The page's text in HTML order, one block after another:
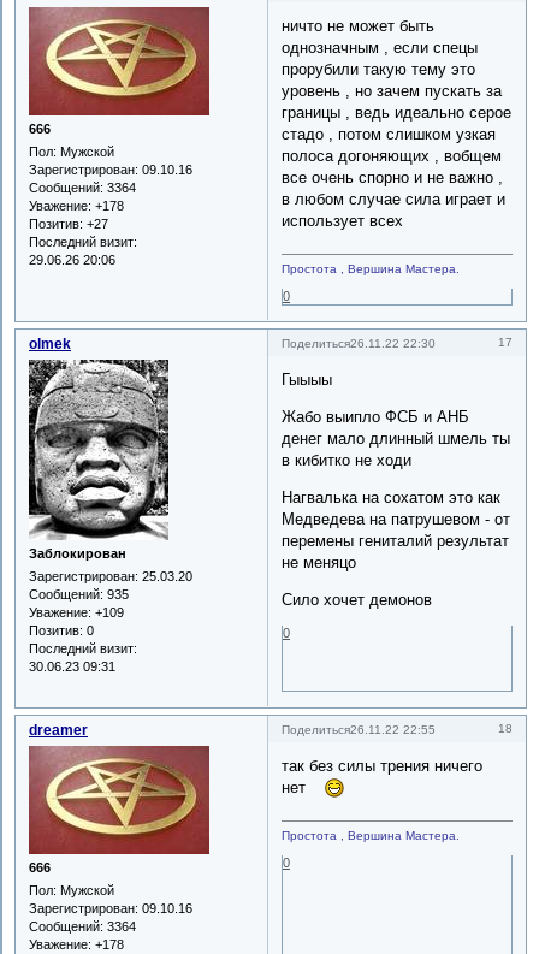
666
Пол: Мужской
Зарегистрирован: 09.10.16
Сообщений: 3364
Уважение: +178
Позитив: +27
Последний визит:
29.06.26 20:06
ничто не может быть
однозначным , если спецы
прорубили такую тему это
уровень , но зачем пускать за
границы , ведь идеально серое
стадо , потом слишком узкая
полоса догоняющих , вобщем
все очень спорно и не важно ,
в любом случае сила играет и
использует всех
Простота , Вершина Мастера.
0
Поделиться 17
26.11.22 22:30
olmek
Заблокирован
Зарегистрирован: 25.03.20
Сообщений: 935
Уважение: +109
Позитив: 0
Последний визит:
30.06.23 09:31
Гыыыы
Жабо выипло ФСБ и АНБ
денег мало длинный шмель ты
в кибитко не ходи
Нагвалька на сохатом это как
Медведева на патрушевом - от
перемены гениталий результат
не меняцо
Сило хочет демонов
0
Поделиться 18
26.11.22 22:55
dreamer
666
Пол: Мужской
Зарегистрирован: 09.10.16
Сообщений: 3364
Уважение: +178
так без силы трения ничего
нет
Простота , Вершина Мастера.
0